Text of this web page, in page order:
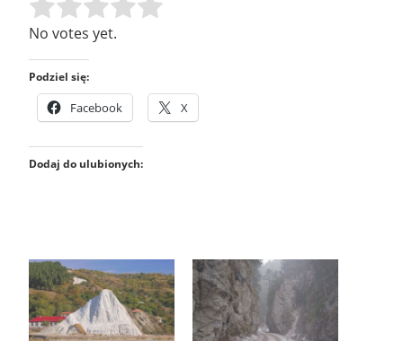
Rate this item:
No votes yet.
Podziel się:
Facebook X
Dodaj do ulubionych: